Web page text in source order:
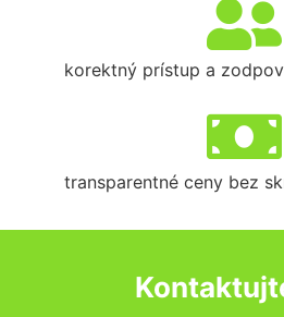
korektný prístup a
transparentné ceny bez